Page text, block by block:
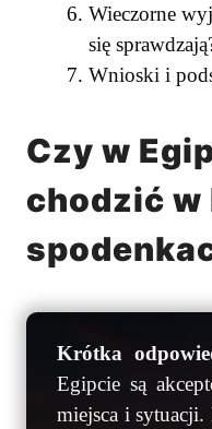
Wieczorne
się
Wnioski i
Czy w
chodzić
Krótka
Egipcie są
miejsca i